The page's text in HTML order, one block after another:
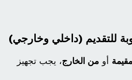
للتقديم (داخلي وخارجي)
مقيمة أو من الخارج، يجب تجهيز